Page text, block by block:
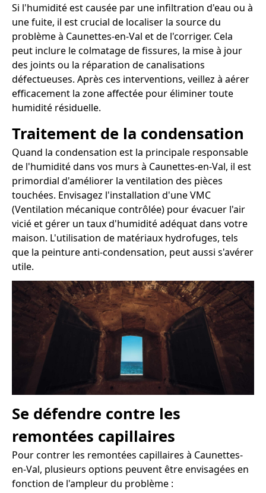
Si l'humidité est causée par une infiltration d'eau ou à
une fuite, il est crucial de localiser la source du
problème à Caunettes-en-Val et de l'corriger. Cela
peut inclure le colmatage de fissures, la mise à jour
des joints ou la réparation de canalisations
défectueuses. Après ces interventions, veillez à aérer
efficacement la zone affectée pour éliminer toute
humidité résiduelle.
Traitement de la condensation
Quand la condensation est la principale responsable
de l'humidité dans vos murs à Caunettes-en-Val, il est
primordial d'améliorer la ventilation des pièces
touchées. Envisagez l'installation d'une VMC
(Ventilation mécanique contrôlée) pour évacuer l'air
vicié et gérer un taux d'humidité adéquat dans votre
maison. L'utilisation de matériaux hydrofuges, tels
que la peinture anti-condensation, peut aussi s'avérer
utile.
Se défendre contre les
remontées capillaires
Pour contrer les remontées capillaires à Caunettes-
en-Val, plusieurs options peuvent être envisagées en
fonction de l'ampleur du problème :